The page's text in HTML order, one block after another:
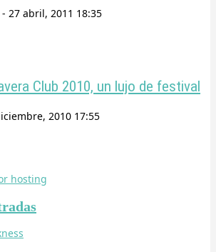
- 27 abril, 2011 18:35
Club 2010, un lujo de festival
2010 17:55